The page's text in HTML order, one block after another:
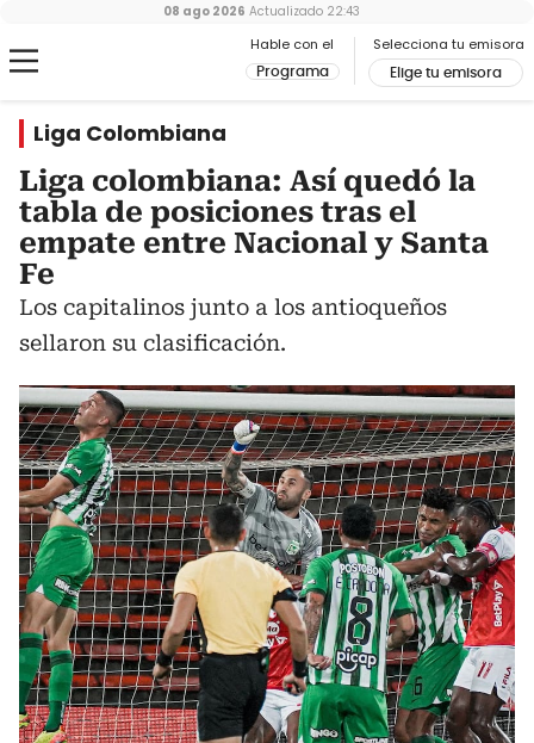
Hable con el
Programa
Selecciona tu emisora
Elige tu emisora
08 ago 2026 Actualizado 22:43
Liga Colombiana
Liga colombiana: Así quedó la
tabla de posiciones tras el
empate entre Nacional y Santa
Fe
Los capitalinos junto a los antioqueños
sellaron su clasificación.